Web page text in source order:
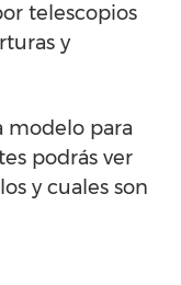
telescopios
y
modelo para
podrás ver
y cuales son